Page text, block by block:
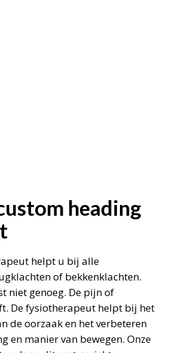
heading
helpt u bij alle
of bekkenklachten.
niet genoeg. De pijn of
De fysiotherapeut helpt bij het
de oorzaak en het verbeteren
en manier van bewegen. Onze